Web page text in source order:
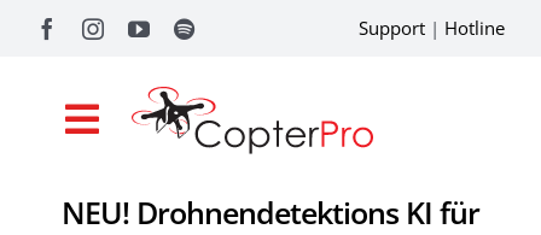
Support | Hotline
Toggle
Navigation
ShopNEU! Drohnendetektions KI für